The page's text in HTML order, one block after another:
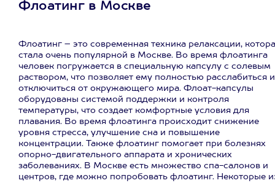
Флоатинг в Москве
Флоатинг – это современная техника релаксации,
стала очень популярной в Москве. Во время флоатинга
человек погружается в специальную капсулу с солевым
раствором, что позволяет ему полностью расслабиться и
отключиться от окружающего мира. Флоат-капсулы
оборудованы системой поддержки и контроля
температуры, что создает комфортные условия для
плавания. Во время флоатинга происходит снижение
уровня стресса, улучшение сна и повышение
концентрации. Также флоатинг помогает при болезнях
опорно-двигательного аппарата и хронических
заболеваниях. В Москве есть множество спа-салонов и
центров, где можно попробовать флоатинг. Некоторые